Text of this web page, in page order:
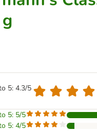
5: 4.3/5
5: 5/5
5: 4/5